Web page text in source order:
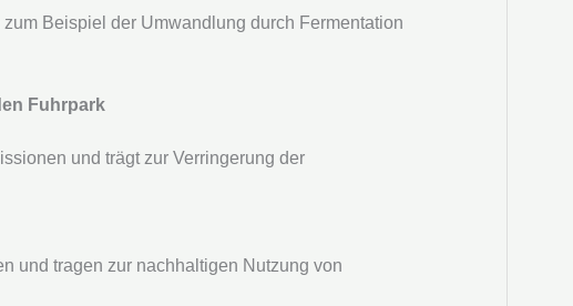
Beispiel der Umwandlung durch Fermentation
Fuhrpark
und trägt zur Verringerung der
und tragen zur nachhaltigen Nutzung von